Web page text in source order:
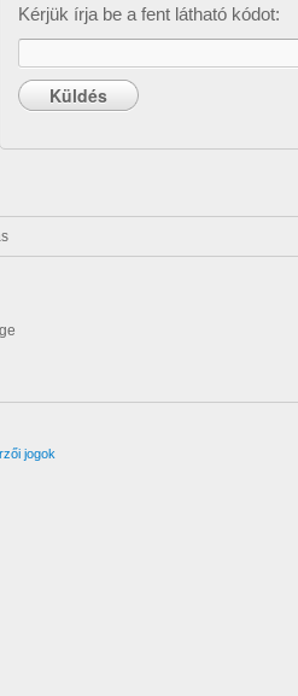
Kérjük írja be a fent látható kódot:
jogok